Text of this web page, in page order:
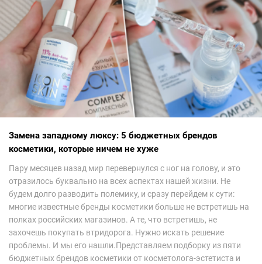
Замена западному люксу: 5 бюджетных брендов
косметики, которые ничем не хуже
Пару месяцев назад мир перевернулся с ног на голову, и это
отразилось буквально на всех аспектах нашей жизни. Не
будем долго разводить полемику, и сразу перейдем к сути:
многие известные бренды косметики больше не встретишь на
полках российских магазинов. А те, что встретишь, не
захочешь покупать втридорога. Нужно искать решение
проблемы. И мы его нашли.Представляем подборку из пяти
бюджетных брендов косметики от косметолога-эстетиста и